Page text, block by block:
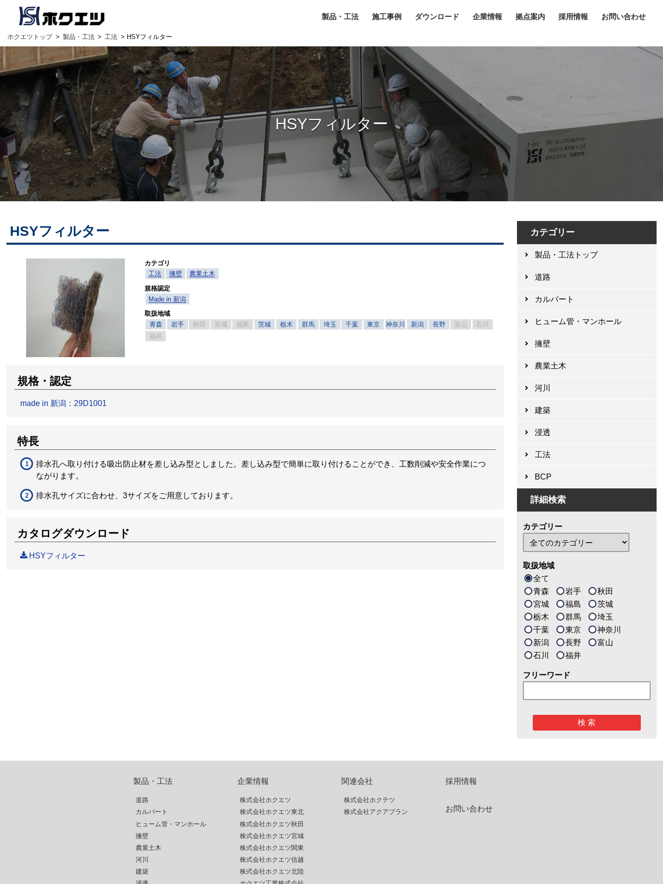
製品・工法 施工事例 ダウンロード 企業情報 拠点案内 採用情報 お問い合わせ
ホクエツトップ > 製品・工法 > 工法 > HSYフィルター
HSYフィルター
HSYフィルター
カテゴリ
工法
擁壁
農業土木
規格認定
Made in 新潟
取扱地域
青森
岩手 秋田 宮城 福島 茨城 栃木 群馬 埼玉 千葉 東京 神奈川 新潟 長野 富山
石川
福井
規格・認定
made in 新潟：29D1001
特長
排水孔へ取り付ける吸出防止材を差し込み型としました。差し込み型で簡単に取り付けることができ、工数削減や安全作業につ
ながります。
排水孔サイズに合わせ、3サイズをご用意しております。
カタログダウンロード
HSYフィルター
カテゴリー
製品・工法トップ
道路
カルバート
ヒューム管・マンホール
擁壁
農業土木
河川
建築
浸透
工法
BCP
詳細検索
カテゴリー
取扱地域
全て
青森
岩手
秋田
宮城
福島
茨城
栃木
群馬
埼玉
千葉
東京
神奈川
新潟
長野
富山
石川
福井
フリーワード
検 索
製品・工法
道路
カルバート
ヒューム管・マンホール
擁壁
農業土木
河川
建築
企業情報
株式会社ホクエツ
株式会社ホクエツ東北
株式会社ホクエツ秋田
株式会社ホクエツ宮城
株式会社ホクエツ関東
株式会社ホクエツ信越
株式会社ホクエツ北陸
関連会社
株式会社ホクテツ
株式会社アクアプラン
採用情報
お問い合わせ